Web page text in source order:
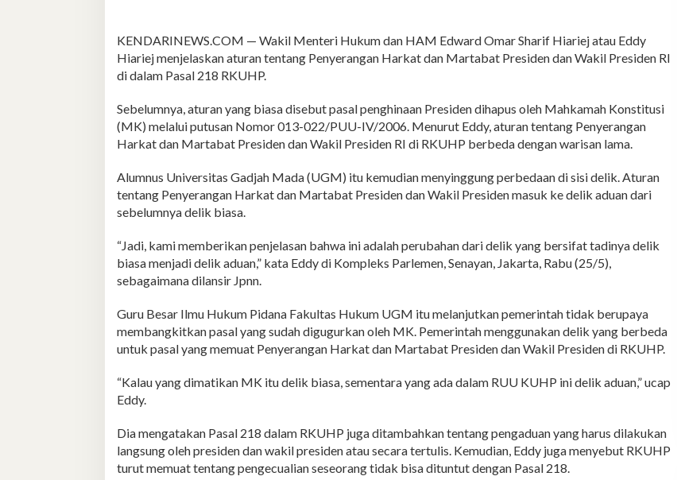
KENDARINEWS.COM — Wakil Menteri Hukum dan HAM Edward Omar Sharif Hiariej atau Eddy
Hiariej menjelaskan aturan tentang Penyerangan Harkat dan Martabat Presiden dan Wakil Presiden RI
di dalam Pasal 218 RKUHP.
Sebelumnya, aturan yang biasa disebut pasal penghinaan Presiden dihapus oleh Mahkamah Konstitusi
(MK) melalui putusan Nomor 013-022/PUU-IV/2006. Menurut Eddy, aturan tentang Penyerangan
Harkat dan Martabat Presiden dan Wakil Presiden RI di RKUHP berbeda dengan warisan lama.
Alumnus Universitas Gadjah Mada (UGM) itu kemudian menyinggung perbedaan di sisi delik. Aturan
tentang Penyerangan Harkat dan Martabat Presiden dan Wakil Presiden masuk ke delik aduan dari
sebelumnya delik biasa.
“Jadi, kami memberikan penjelasan bahwa ini adalah perubahan dari delik yang bersifat tadinya delik
biasa menjadi delik aduan,” kata Eddy di Kompleks Parlemen, Senayan, Jakarta, Rabu (25/5),
sebagaimana dilansir Jpnn.
Guru Besar Ilmu Hukum Pidana Fakultas Hukum UGM itu melanjutkan pemerintah tidak berupaya
membangkitkan pasal yang sudah digugurkan oleh MK. Pemerintah menggunakan delik yang berbeda
untuk pasal yang memuat Penyerangan Harkat dan Martabat Presiden dan Wakil Presiden di RKUHP.
“Kalau yang dimatikan MK itu delik biasa, sementara yang ada dalam RUU KUHP ini delik aduan,” ucap
Eddy.
Dia mengatakan Pasal 218 dalam RKUHP juga ditambahkan tentang pengaduan yang harus dilakukan
langsung oleh presiden dan wakil presiden atau secara tertulis. Kemudian, Eddy juga menyebut RKUHP
turut memuat tentang pengecualian seseorang tidak bisa dituntut dengan Pasal 218.